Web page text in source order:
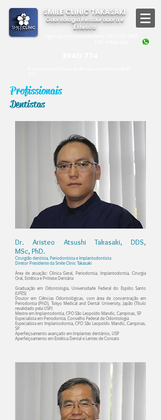
SMILE CLINIC TAKASAKI
Odontologia Restauradora e
Estética
Profissionais
Dentistas
Dr. Aristeo Atsushi Takasaki, DDS,
MSc, PhD.
Cirurgião dentista, Periodontista e Implantodontista
Diretor Presidente da Smile Clinic Takasaki​
Área de atuação: Clínica Geral, Periodontia, Implantodontia, Cirurgia
Oral, Estética e Prótese Dentária
Graduação em Odontologia, Universidade Federal do Espíito Santo
(UFES)
Doutor em Ciências Odontológicas, com área de concentração em
Periodontia (PhD), Tokyo Medical and Dental University, Japão (Título
revalidado pela USP)
Mestre em Implantodontia, CPO São Leopoldo Mandic, Campinas, SP
Especialista em Periodontia, Conselho Federal de Odontologia
Especialista em Implantodontia, CPO São Leopoldo Mandic, Campinas,
SP
Aperfeiçoamento avançado em Implantes dentários, USP
Aperfeiçoamento em Estética Dental e Lentes de Contato